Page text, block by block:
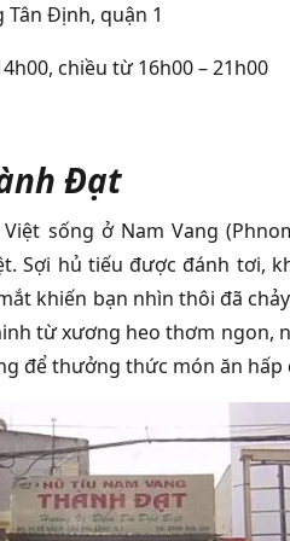
Định, quận 1
chiều từ 16h00 – 21h00
Đạt
sống ở Nam Vang
Sợi hủ tiếu được đánh tơi,
khiến bạn nhìn thôi đã
từ xương heo thơm ngon,
để thưởng thức món ăn hấp